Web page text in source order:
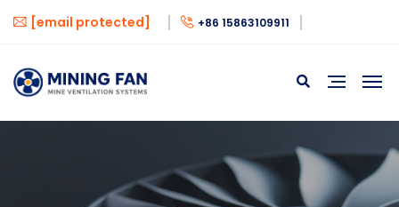
[email protected] +86 15863109911